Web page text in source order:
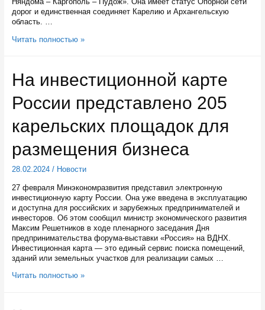
дорог и единственная соединяет Карелию и Архангельскую
область. …
Более
автодорог
отремонтируют
в
этом
в
Читать полностью »
На инвестиционной карте
России представлено 205
карельских площадок для
размещения бизнеса
28.02.2024/ Новости
27 февраля Минэкономразвития представил электронную
инвестиционную карту России. Она уже введена в эксплуатацию
и доступна для российских и зарубежных предпринимателей и
инвесторов. Об этом сообщил министр экономического развития
Максим Решетников в ходе пленарного заседания Дня
предпринимательства форума-выставки «Россия» на ВДНХ.
Инвестиционная карта — это единый сервис поиска помещений,
зданий или земельных участков для реализации самых …
На
Читать полностью »